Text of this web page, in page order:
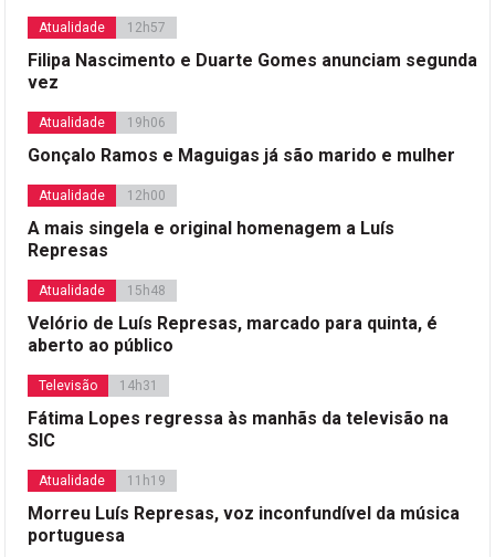
Atualidade 12h57
Filipa Nascimento e Duarte Gomes anunciam segunda
vez
Atualidade 19h06
Gonçalo Ramos e Maguigas já são marido e mulher
Atualidade 12h00
A mais singela e original homenagem a Luís
Represas
Atualidade 15h48
Velório de Luís Represas, marcado para quinta, é
aberto ao público
Televisão 14h31
Fátima Lopes regressa às manhãs da televisão na
SIC
Atualidade 11h19
Morreu Luís Represas, voz inconfundível da música
portuguesa